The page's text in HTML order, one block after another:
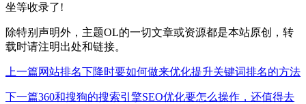
坐等收录了!
除特别声明外，主题OL的一切文章或资源都是本站原创，转
载时请注明出处和链接。
上一篇网站排名下降时要如何做来优化提升关键词排名的方法
下一篇360和搜狗的搜索引擎SEO优化要怎么操作，还值得去